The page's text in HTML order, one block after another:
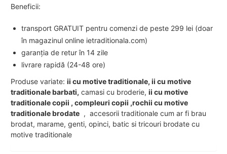
Beneficii:
transport GRATUIT pentru comenzi de peste 299 lei (doar
în magazinul online ietraditionala.com)
garanția de retur în 14 zile
livrare rapidă (24-48 ore)
Produse variate: ii cu motive traditionale, ii cu motive
traditionale barbati, camasi cu broderie, ii cu motive
traditionale copii , compleuri copii ,rochii cu motive
traditionale brodate , accesorii traditionale cum ar fi brau
brodat, marame, genti, opinci, batic si tricouri brodate cu
motive traditionale